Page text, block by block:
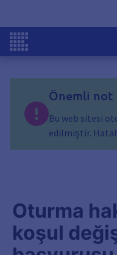
Önemli not
Bu web sitesi
edilmiştir.